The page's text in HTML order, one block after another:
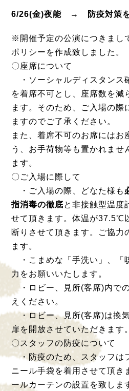
6/26(金)夜能 → 防疫対策を
※開催予定の公演につきまし
ポリシーを作成致しました。
〇座席について
・ソーシャルディスタンス
を着席不可とし、座席数を減
ます。そのため、ご入場の際
ますのでご了承ください。
また、着席不可のお席にはお
う、お手荷物等も置かれませ
ます。
〇ご入場に際して
・ご入場の際、どなた様も
指消毒の徹底と非接触型温度
せて頂きます。体温が37.5℃
断りさせて頂きます。ご協力
ます。
・こまめな「手洗い」、「
力をお願いいたします。
・ロビー、見所(客席)内で
えください。
・ロビー、見所(客席)は換
扉を開放させていただきます。
〇スタッフの防疫について
・防疫のため、スタッフは
ニール手袋を着用させて頂き
ールカーテンの設置を致しま